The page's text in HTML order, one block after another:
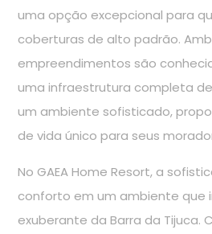
uma opção excepcional para
coberturas de alto padrão.
empreendimentos são
uma infraestrutura completa
um ambiente sofisticado,
de vida único para seus
No GAEA Home Resort, a
conforto em um ambiente que
exuberante da Barra da Tijuca.